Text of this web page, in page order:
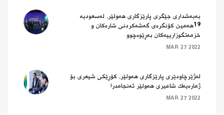
بەبەشداری جێگری پارێزگاری هەولێر، لەسعودیە
19هەمین کۆنگرەی گەشەکردنی شارەکان و
خزمەتگوزارییەکان بەڕێوەچوو
MAR 27 2022
لەژێرچاودێرى پارێزگاری هەولێر، کۆڕێکی شیعری بۆ
ژمارەیەک شاعیری هەولێر ئەنجامدرا
MAR 27 2022